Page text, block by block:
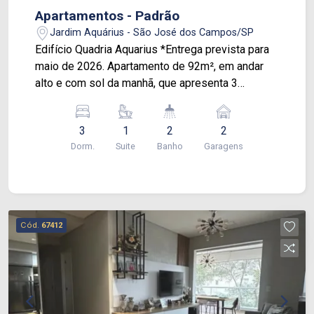
Apartamentos - Padrão
Jardim Aquárius - São José dos Campos/SP
Edifício Quadria Aquarius *Entrega prevista para
maio de 2026. Apartamento de 92m², em andar
alto e com sol da manhã, que apresenta 3
com cozinha integrada, varanda gourmet, banheiro
social, área de serviço e 2 vagas de garagem
cobertas. Conta com acesso por biometria,
estrutura para aquecedor a gás de passagem. A
área de lazer do condomínio inclui espaço
gourmet com churrasqueira, espaço fitness,
piscinas adulto e infantil, salão de jogos,
brinquedoteca, playground, salão de festas e
SPA, além de portaria e sistema de segurança 24
3
Dorm.
1
Suite
2
Banho
2
Garagens
Cód. 67412